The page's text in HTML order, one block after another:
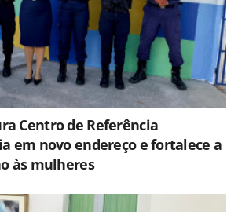
Centro de Referência
em novo endereço e fortalece a
às mulheres